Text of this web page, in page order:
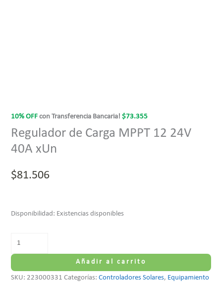
10% OFF con Transferencia Bancaria!$73.355
Regulador de Carga MPPT 12 24V
40A xUn
$81.506
Disponibilidad: Existencias disponibles
Añadir al carrito
SKU: 223000331 Categorías:Controladores Solares, Equipamiento